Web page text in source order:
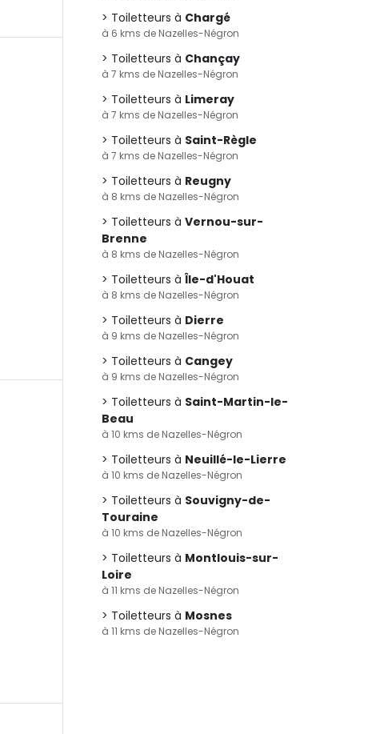
Toiletteurs à Chargé
à 6 kms de Nazelles-Négron
Toiletteurs à Chançay
à 7 kms de Nazelles-Négron
Toiletteurs à Limeray
à 7 kms de Nazelles-Négron
Toiletteurs à Saint-Règle
à 7 kms de Nazelles-Négron
Toiletteurs à Reugny
à 8 kms de Nazelles-Négron
Toiletteurs à Vernou-sur-
Brenne
à 8 kms de Nazelles-Négron
Toiletteurs à Île-d'Houat
à 8 kms de Nazelles-Négron
Toiletteurs à Dierre
à 9 kms de Nazelles-Négron
Toiletteurs à Cangey
à 9 kms de Nazelles-Négron
Toiletteurs à Saint-Martin-le-
Beau
à 10 kms de Nazelles-Négron
Toiletteurs à Neuillé-le-Lierre
à 10 kms de Nazelles-Négron
Toiletteurs à Souvigny-de-
Touraine
à 10 kms de Nazelles-Négron
Toiletteurs à Montlouis-sur-
Loire
à 11 kms de Nazelles-Négron
Toiletteurs à Mosnes
à 11 kms de Nazelles-Négron